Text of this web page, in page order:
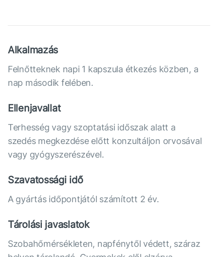
Alkalmazás
Felnőtteknek napi 1 kapszula étkezés közben, a
nap második felében.
Ellenjavallat
Terhesség vagy szoptatási időszak alatt a
szedés megkezdése előtt konzultáljon orvosával
vagy gyógyszerészével.
Szavatossági idő
A gyártás időpontjától számított 2 év.
Tárolási javaslatok
Szobahőmérsékleten, napfénytől védett, száraz